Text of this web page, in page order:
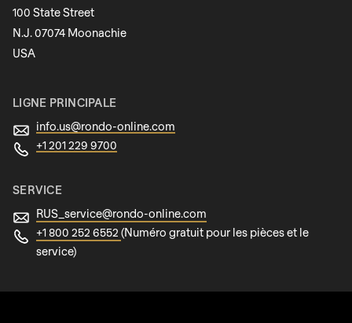
100 State Street
N.J. 07074 Moonachie
USA
LIGNE PRINCIPALE
info.us@rondo-online.com
+1 201 229 9700
SERVICE
RUS_service@rondo-online.com
+1 800 252 6552 (Numéro gratuit pour les pièces et le
service)